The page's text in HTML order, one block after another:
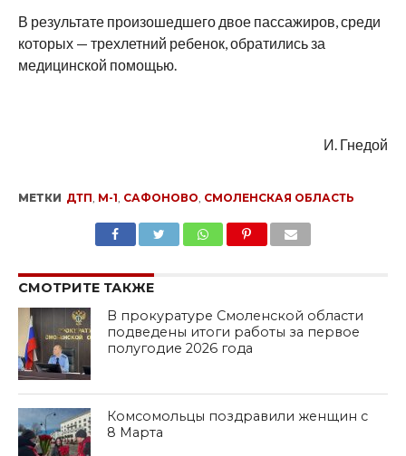
В результате произошедшего двое пассажиров, среди
которых — трехлетний ребенок, обратились за
медицинской помощью.
И. Гнедой
МЕТКИ ДТП М-1 САФОНОВО СМОЛЕНСКАЯ ОБЛАСТЬ
СМОТРИТЕ ТАКЖЕ
В прокуратуре Смоленской области
подведены итоги работы за первое
полугодие 2026 года
Комсомольцы поздравили женщин с
8 Марта